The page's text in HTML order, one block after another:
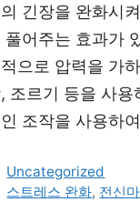
긴장을 완화시
풀어주는 효과가
으로 압력을 가
조르기 등을 사
조작을 사용하
Categories
Uncategorized
Tags
스트레스 완화, 전신